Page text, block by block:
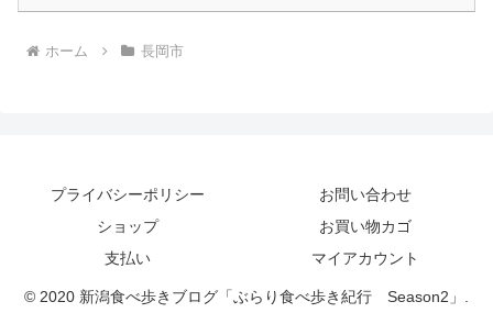
ホーム 長岡市
プライバシーポリシー
お問い合わせ
ショップ
お買い物カゴ
支払い
マイアカウント
© 2020 新潟食べ歩きブログ「ぶらり食べ歩き紀行 Season2」.